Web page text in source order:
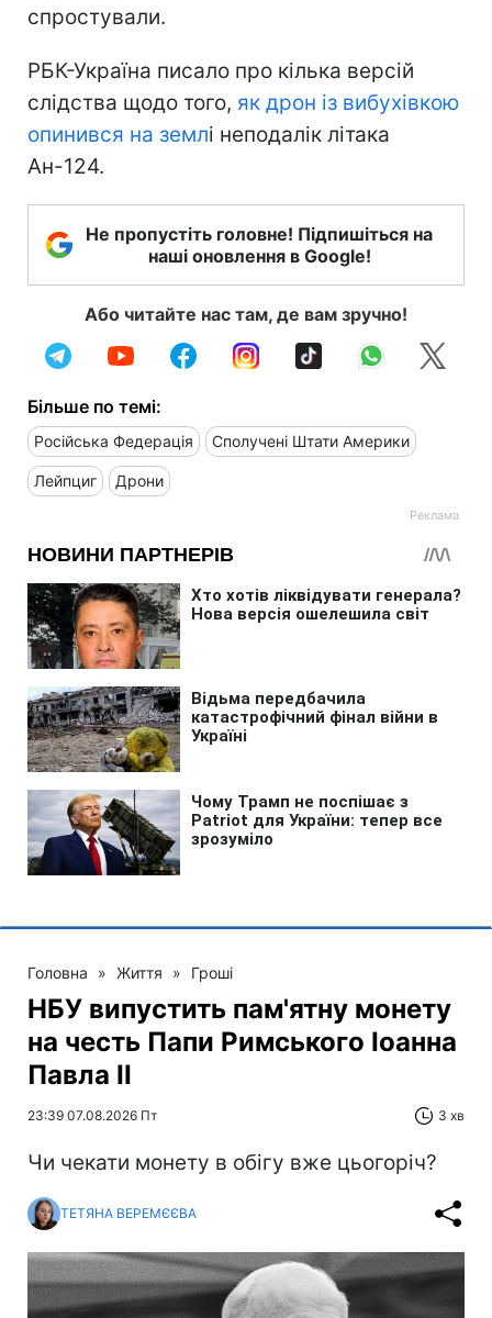
спростували.
РБК-Україна писало про кілька версій
слідства щодо того, як дрон із вибухівкою
опинився на землі неподалік літака
Ан-124.
Не пропустіть головне! Підпишіться на
наші оновлення в Google!
Або читайте нас там, де вам зручно!
Більше по темі:
Російська Федерація Сполучені Штати Америки
Лейпциг Дрони
Головна » Життя » Гроші
НБУ випустить пам'ятну монету
на честь Папи Римського Іоанна
Павла II
23:39 07.08.2026 Пт 3 хв
Чи чекати монету в обігу вже цьогоріч?
ТЕТЯНА ВЕРЕМЄЄВА